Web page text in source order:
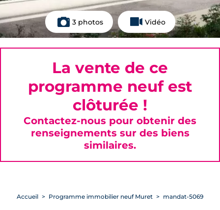
3 photos Vidéo
Accueil Programme immobilier neuf Muret mandat-5069
La vente de ce
programme neuf est
clôturée !
Contactez-nous pour obtenir des
renseignements sur des biens
similaires.